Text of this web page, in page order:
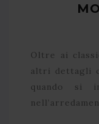
Oltre ai
altri dettagli
quando si